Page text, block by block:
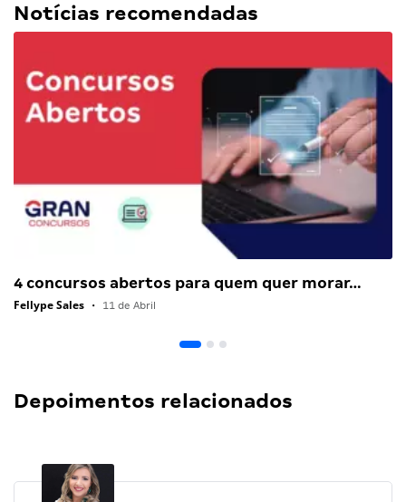
Notícias recomendadas
4 concursos abertos para quem quer morar…
Fellype Sales • 11 de Abril
Depoimentos relacionados